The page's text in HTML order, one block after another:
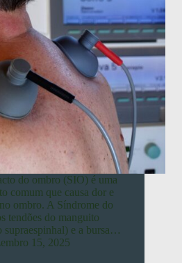
do ombro (SIO) é uma
comum que causa dor e
ombro. A Síndrome do
tendões do manguito
supraespinhal) e a bursa…
15, 2025